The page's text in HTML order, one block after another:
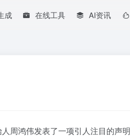
成 在线工具 AI资讯
周鸿伟发表了一项引人注目的声